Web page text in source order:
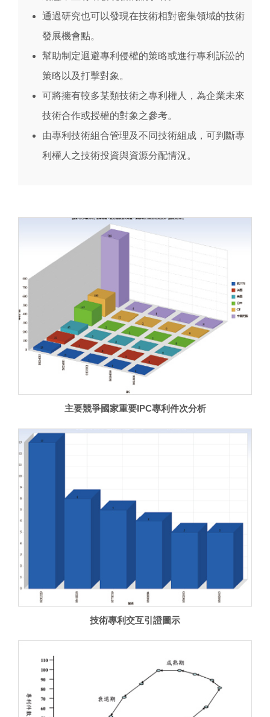
通過研究也可以發現在技術相對密集領域的技術
發展機會點。
幫助制定迴避專利侵權的策略或進行專利訴訟的
策略以及打擊對象。
可將擁有較多某類技術之專利權人，為企業未來
技術合作或授權的對象之參考。
由專利技術組合管理及不同技術組成，可判斷專
利權人之技術投資與資源分配情況。
主要競爭國家重要IPC專利件次分析
技術專利交互引證圖示